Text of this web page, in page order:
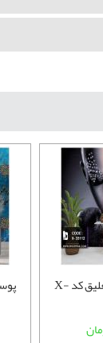
پوستر دیواری نستعلیق کد X-